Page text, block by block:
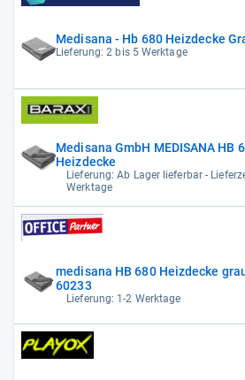
Medisana - Hb 680 Heizdecke
Lieferung: 2 bis 5 Werktage
Medisana GmbH MEDISANA HB
Heizdecke
Lieferung: Ab Lager lieferbar -
Werktage
medisana HB 680 Heizdecke
60233
Lieferung: 1-2 Werktage